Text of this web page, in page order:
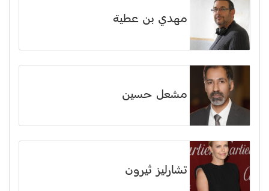
مهدي بن عطية
مشعل حسين
تشارليز ثيرون